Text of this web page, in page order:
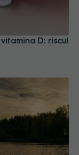
D: riscul